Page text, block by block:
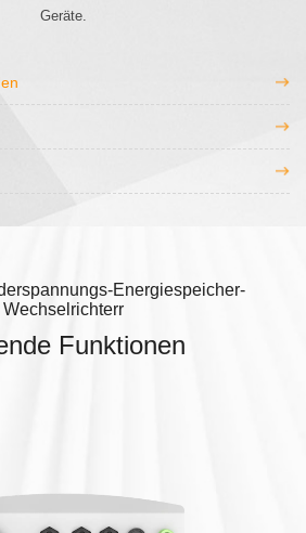
Geräte.
Energiespeicher-
Wechselrichterr
Funktionen